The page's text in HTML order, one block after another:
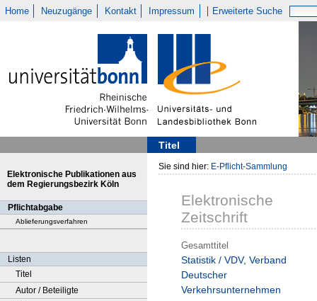
Home Neuzugänge Kontakt Impressum Erweiterte Suche
Titel
Elektronische Publikationen aus
dem Regierungsbezirk Köln
Pflichtabgabe
Ablieferungsverfahren
Listen
Titel
Autor / Beteiligte
Sie sind hier: E-Pflicht-Sammlung
Elektronische
Zeitschrift
Gesamttitel
Statistik / VDV, Verband
Deutscher
Verkehrsunternehmen